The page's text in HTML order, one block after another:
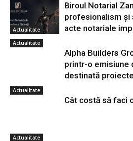
Actualitate
Biroul Notarial
profesionalism și
acte notariale
Actualitate
Alpha Builders
printr-o emisiune
destinată
Actualitate
Cât costă să faci
Actualitate